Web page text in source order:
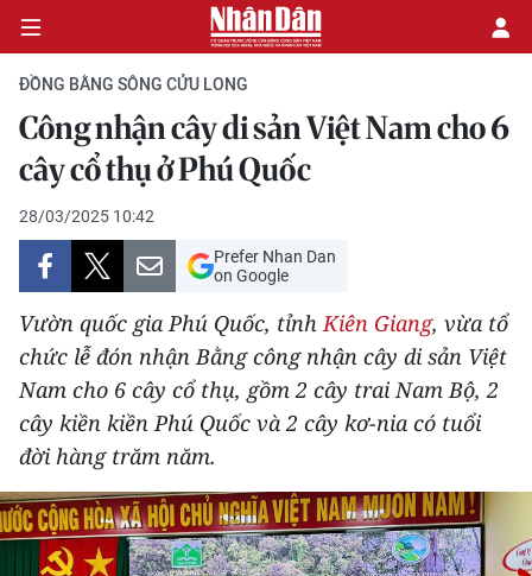
CHÍNH TRỊ
KINH TẾ
VĂN HÓA
XÃ HỘI
PHÁP LUẬT
DU LỊCH
THẾ GIỚI
THỂ THAO
ĐỒNG BẰNG SÔNG CỬU LONG
Công nhận cây di sản Việt Nam cho 6
cây cổ thụ ở Phú Quốc
28/03/2025 10:42
Prefer Nhan Dan
on Google
Vườn quốc gia Phú Quốc, tỉnhKiên Giang, vừa tổ
chức lễ đón nhận Bằng công nhận cây di sản Việt
Nam cho 6 cây cổ thụ, gồm 2 cây trai Nam Bộ, 2
cây kiền kiền Phú Quốc và 2 cây kơ-nia có tuổi
đời hàng trăm năm.